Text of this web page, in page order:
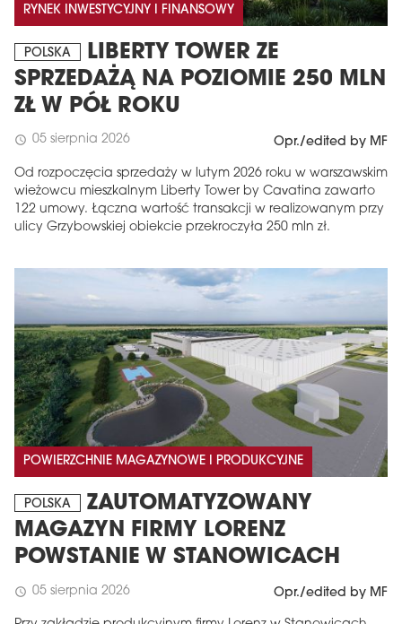
RYNEK INWESTYCYJNY I FINANSOWY
POLSKA
LIBERTY TOWER ZE
SPRZEDAŻĄ NA POZIOMIE 250 MLN
ZŁ W PÓŁ ROKU
schedule 05 sierpnia 2026 Opr./edited by MF
Od rozpoczęcia sprzedaży w lutym 2026 roku w warszawskim
wieżowcu mieszkalnym Liberty Tower by Cavatina zawarto
122 umowy. Łączna wartość transakcji w realizowanym przy
ulicy Grzybowskiej obiekcie przekroczyła 250 mln zł.
POWIERZCHNIE MAGAZYNOWE I PRODUKCYJNE
POLSKA
ZAUTOMATYZOWANY
MAGAZYN FIRMY LORENZ
POWSTANIE W STANOWICACH
schedule 05 sierpnia 2026 Opr./edited by MF